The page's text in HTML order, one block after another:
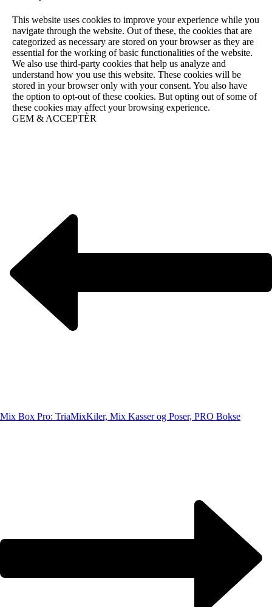
This website uses cookies to improve your experience while you
navigate through the website. Out of these, the cookies that are
categorized as necessary are stored on your browser as they are
essential for the working of basic functionalities of the website.
We also use third-party cookies that help us analyze and
understand how you use this website. These cookies will be
stored in your browser only with your consent. You also have
the option to opt-out of these cookies. But opting out of some of
these cookies may affect your browsing experience.
GEM & ACCEPTÈR
Mix Box Pro: TriaMixKiler, Mix Kasser og Poser, PRO Bokse